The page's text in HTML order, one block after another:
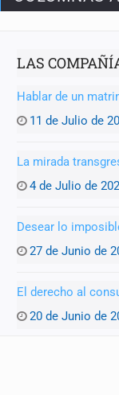
LAS
Hablar de un
11 de Julio de
La mirada
4 de Julio de
Desear lo
27 de Junio de
El derecho al
20 de Junio de